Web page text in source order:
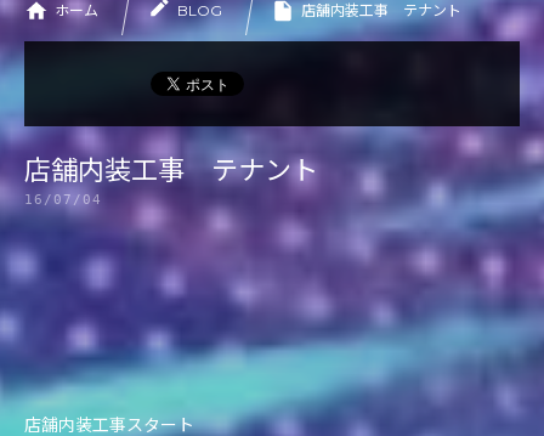
ホーム BLOG 店舗内装工事 テナント
店舗内装工事 テナント
16/07/04
店舗内装工事スタート